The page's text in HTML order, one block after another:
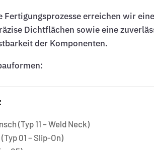
erreichen wir
Dichtflächen sowie eine
der Komponenten.
(Typ 11 – Weld Neck)
01 – Slip-On)